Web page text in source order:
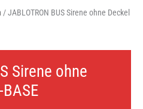
/ JABLOTRON BUS Sirene ohne Deckel
Sirene ohne